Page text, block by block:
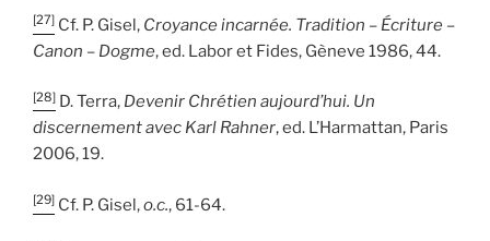
[27] Cf. P. Gisel, Croyance incarnée. Tradition – Écriture –
Canon – Dogme, ed. Labor et Fides, Gèneve 1986, 44.
[28] D. Terra, Devenir Chrétien aujourd’hui. Un
discernement avec Karl Rahner, ed. L’Harmattan, Paris
2006, 19.
[29] Cf. P. Gisel,o.c., 61-64.